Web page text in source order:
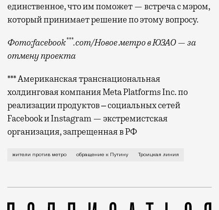
единственное, что им поможет — встреча с мэром,
который принимает решение по этому вопросу.
Фото:facebook***.com/Новое метро в ЮЗАО — за
отмену проекта
*** Американская транснациональная
холдинговая компания Meta Platforms Inc. по
реализации продуктов ‒ социальных сетей
Facebook и Instagram — экстремистская
организация, запрещенная в РФ
жители против метро обращение к Путину Троицкая линия